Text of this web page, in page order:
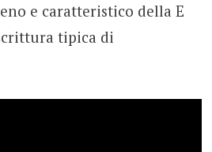
e caratteristico della E
tipica di